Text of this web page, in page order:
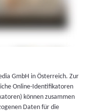
GmbH in Österreich. Zur
Online-Identifikatoren
können zusammen
Daten für die